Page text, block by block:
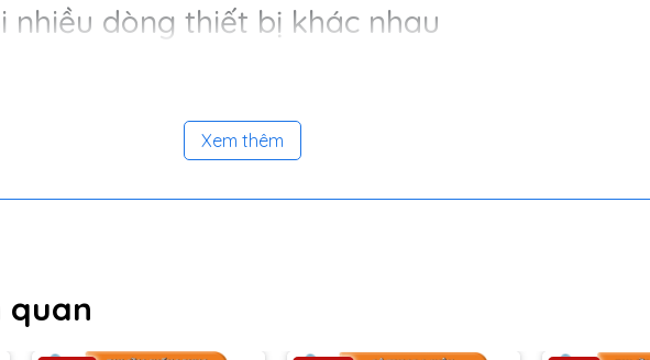
nhiều dòng thiết bị khác nhau
Xem thêm
quan